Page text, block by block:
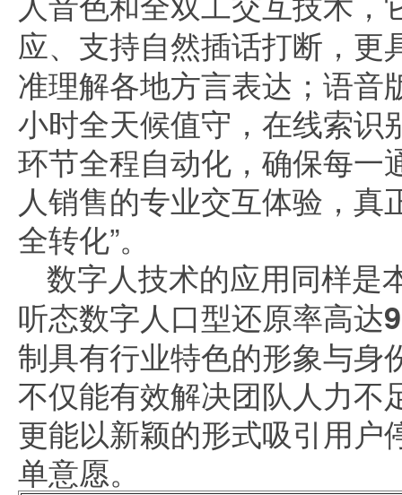
应、支持自然插话打断，更
准理解各地方言表达；语音
小时全天候值守，在线索识
环节全程自动化，确保每一
人销售的专业交互体验，真
全转化”。
数字人技术的应用同样是
听态数字人口型还原率高达
制具有行业特色的形象与身
不仅能有效解决团队人力不
更能以新颖的形式吸引用户
单意愿。